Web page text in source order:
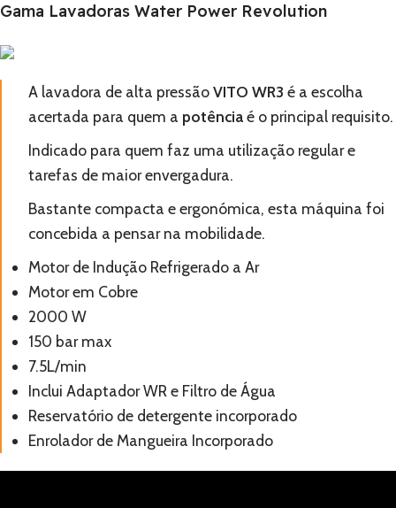
Gama Lavadoras Water Power Revolution
A lavadora de alta pressãoVITO WR3 é a escolha
acertada para quem a potênciaé o principal requisito.
Indicado para quem faz uma utilização regular e
tarefas de maior envergadura.
Bastante compacta e ergonómica, esta máquina foi
concebida a pensar na mobilidade.
Motor de Indução Refrigerado a Ar
Motor em Cobre
2000 W
150 bar max
7.5L/min
Inclui Adaptador WR e Filtro de Água
Reservatório de detergente incorporado
Enrolador de Mangueira Incorporado